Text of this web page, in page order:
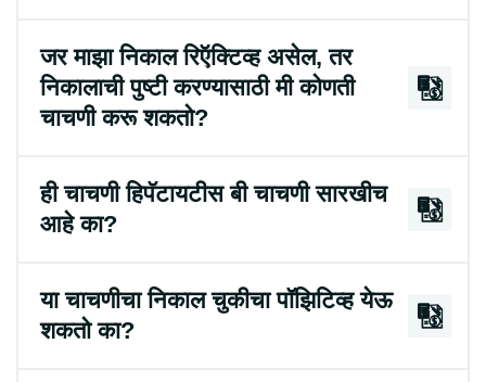
जर माझा निकाल रिऍक्टिव्ह असेल, तर
निकालाची पुष्टी करण्यासाठी मी कोणती
चाचणी करू शकतो?
ही चाचणी हिपॅटायटीस बी चाचणी सारखीच
आहे का?
या चाचणीचा निकाल चुकीचा पॉझिटिव्ह येऊ
शकतो का?